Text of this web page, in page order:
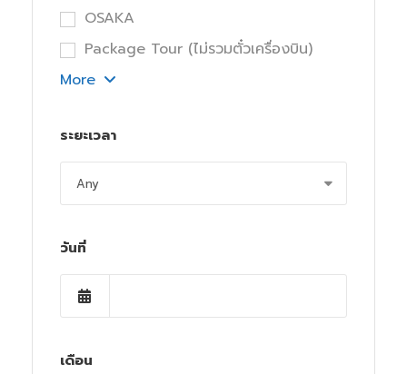
OSAKA
Package Tour (ไม่รวมตั๋วเครื่องบิน)
More
ระยะเวลา
วันที่
เดือน